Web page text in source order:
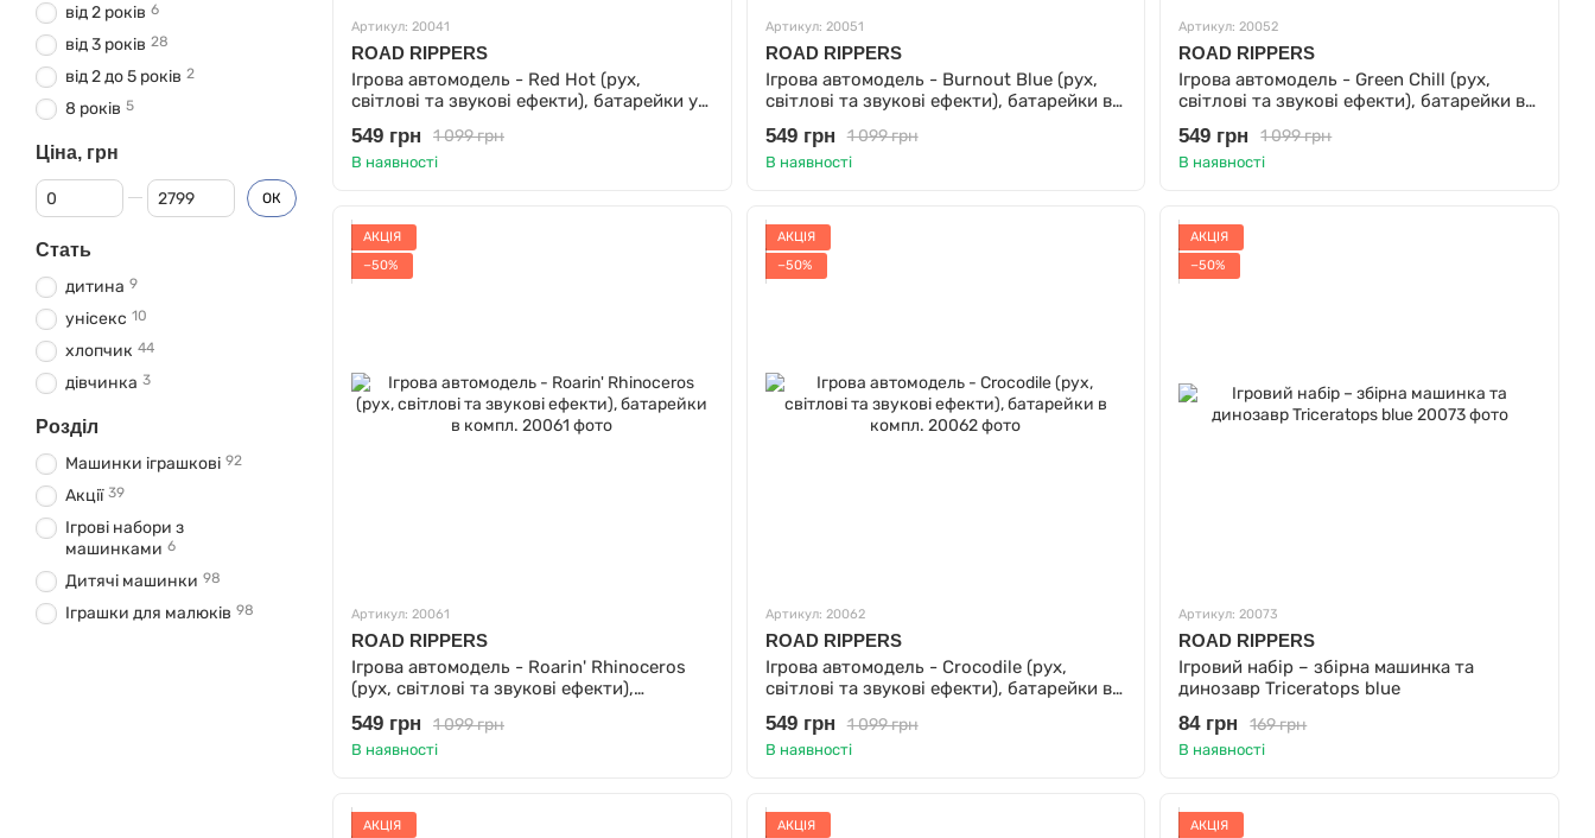
Артикул: 20041
ROAD RIPPERS
Ігрова автомодель - Red Hot (рух,
світлові та звукові ефекти), батарейки у
1 099 грн
549 грн
В наявності
Артикул: 20051
ROAD RIPPERS
Ігрова автомодель - Burnout Blue (рух,
світлові та звукові ефекти), батарейки в
1 099 грн
549 грн
В наявності
Артикул: 20052
ROAD RIPPERS
Ігрова автомодель - Green Chill (рух,
світлові та звукові ефекти), батарейки в
1 099 грн
549 грн
В наявності
АКЦІЯ
−50%
Артикул: 20061
ROAD RIPPERS
Ігрова автомодель - Roarin' Rhinoceros
(рух, світлові та звукові ефекти),
1 099 грн
549 грн
В наявності
АКЦІЯ
−50%
Артикул: 20062
ROAD RIPPERS
Ігрова автомодель - Crocodile (рух,
світлові та звукові ефекти), батарейки в
1 099 грн
549 грн
В наявності
АКЦІЯ
−50%
Артикул: 20073
ROAD RIPPERS
Ігровий набір – збірна машинка та
динозавр Triceratops blue
169 грн
84 грн
В наявності
АКЦІЯ
АКЦІЯ
АКЦІЯ
від 2 років 6
від 3 років 28
від 2 до 5 років 2
8 років 5
Ціна, грн
Від Ціна, грн
До Ціна, грн ОК
Стать
дитина 9
унісекс 10
хлопчик 44
дівчинка 3
Розділ
Машинки іграшкові 92
Акції 39
Ігрові набори з
машинками 6
Дитячі машинки 98
Іграшки для малюків 98